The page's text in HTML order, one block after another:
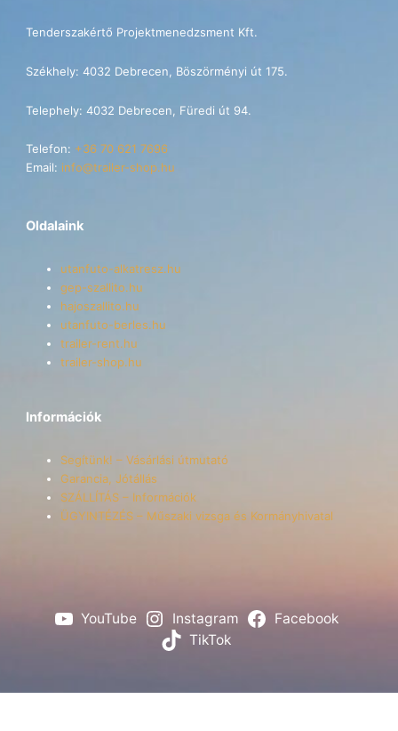
Tenderszakértő Projektmenedzsment Kft.
Székhely: 4032 Debrecen, Böszörményi út 175.
Telephely: 4032 Debrecen, Füredi út 94.
Telefon: +36 70 621 7696
Email: info@trailer-shop.hu
Oldalaink
utanfuto-alkatresz.hu
gep-szallito.hu
hajoszallito.hu
utanfuto-berles.hu
trailer-rent.hu
trailer-shop.hu
Információk
Segítünk! – Vásárlási útmutató
Garancia, Jótállás
SZÁLLÍTÁS – Információk
ÜGYINTÉZÉS – Műszaki vizsga és Kormányhivatal
YouTube Instagram
Facebook
TikTok